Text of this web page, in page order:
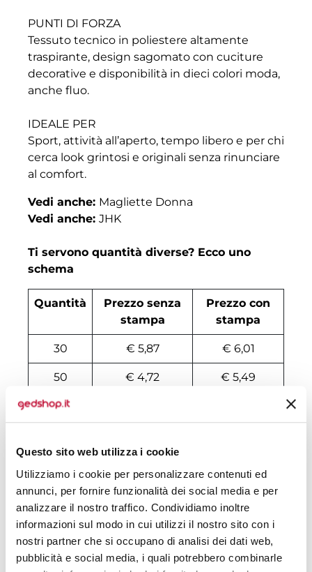
Questo sito web utilizza i cookie
Utilizziamo i cookie per personalizzare contenuti ed
annunci, per fornire funzionalità dei social media e per
analizzare il nostro traffico. Condividiamo inoltre
informazioni sul modo in cui utilizzi il nostro sito con i
nostri partner che si occupano di analisi dei dati web,
pubblicità e social media, i quali potrebbero combinarle
PUNTI DI FORZA
Tessuto tecnico in poliestere altamente
traspirante, design sagomato con cuciture
decorative e disponibilità in dieci colori moda,
anche fluo.
IDEALE PER
Sport, attività all’aperto, tempo libero e per chi
cerca look grintosi e originali senza rinunciare
al comfort.
Vedi anche: Magliette Donna
Vedi anche: JHK
Ti servono quantità diverse? Ecco uno
schema
Quantità
Prezzo senza
stampa
Prezzo con
stampa
30 € 5,87 € 6,01
50 € 4,72 € 5,49
100
1000 € 2,22 € 2,53
1500 € 2,15 € 2,46
2000 € 2,01 € 2,32